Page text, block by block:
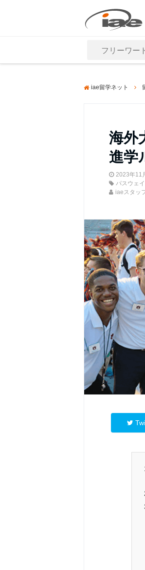
iae留学ネット
海外
進学
2023年11
パスウェ
iaeスタッ